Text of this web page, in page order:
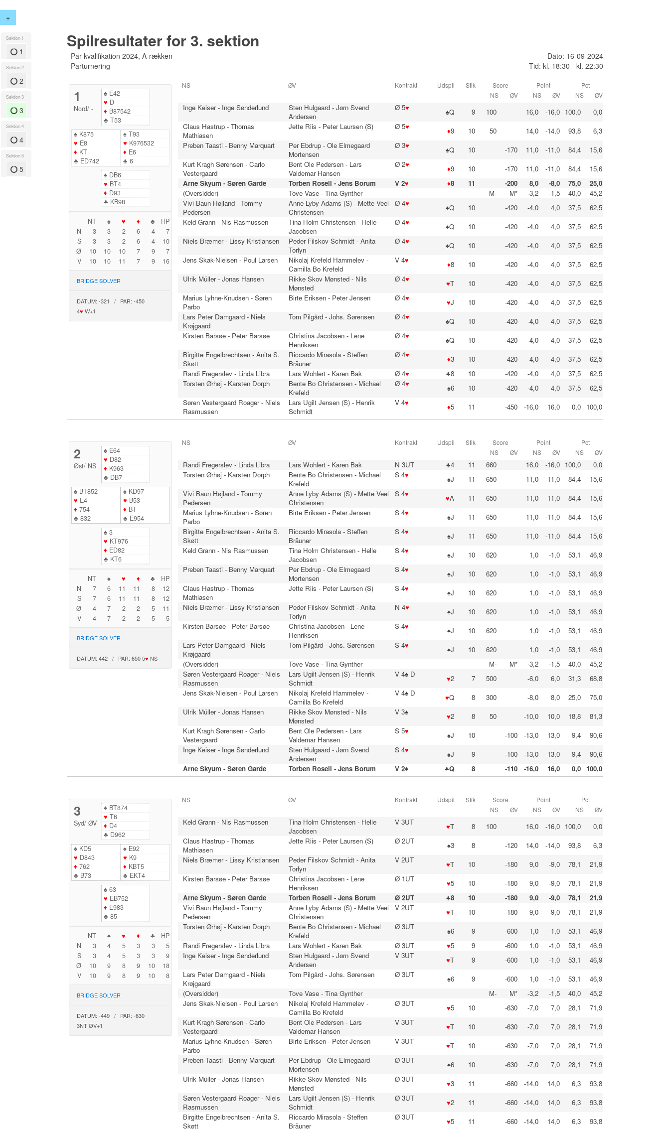
+
Sektion 1
1
Sektion 2
2
Sektion 3
3
Sektion 4
4
Sektion 5
5
Spilresultater for 3. sektion
Par kvalifikation 2024, A-rækken
Parturnering
Dato: 16-09-2024
Tid: kl. 18:30 - kl. 22:30
1
Nord/-
♠E42
♥ D
♦ B87542
♣ T53
♠ K875
♥ E8
♦ KT
♣ ED742
♠T93
♥ K976532
♦ E6
♣ 6
♠DB6
♥ BT4
♦ D93
♣ KB98
NT ♠ ♥ ♦ ♣
HP
N
3 3 2 6 4
7
S
3 3 2 6 4
10
Ø
10 10 10 7 9
7
V
10 10 11 7 9 16
BRIDGE SOLVER
DATUM: -321 / PAR: -450
4♥ W+1
NS ØV Kontrakt Udspil Stik
Score
NS
ØV
Point
NS
ØV
Pct
NS
ØV
Inge Keiser - Inge Sønderlund
Sten Hulgaard - Jørn Svend
Andersen
Ø 5♥ ♠Q 9 100 16,0 -16,0 100,0
0,0
Claus Hastrup - Thomas
Mathiasen
Jette Riis - Peter Laursen (S) Ø 5♥ ♦9 10 50 14,0 -14,0 93,8
6,3
Preben Taasti - Benny Marquart
Per Ebdrup - Ole Elmegaard
Mortensen
Ø 3♥ ♠Q 10 -170 11,0 -11,0 84,4
15,6
Kurt Kragh Sørensen - Carlo
Vestergaard
Bent Ole Pedersen - Lars
Valdemar Hansen
Ø 2♥ ♦9 10 -170 11,0 -11,0 84,4
15,6
Arne Skyum - Søren Garde
Torben Rosell - Jens Borum V 2♥ ♦8 11 -200 8,0 -8,0 75,0
25,0
(Oversidder)
Tove Vase - Tina Gynther M- M* -3,2 -1,5 40,0
45,2
Vivi Baun Højland - Tommy
Pedersen
Anne Lyby Adams (S) - Mette Veel
Christensen
Ø 4♥ ♠Q 10 -420 -4,0 4,0 37,5
62,5
Keld Grann - Nis Rasmussen
Tina Holm Christensen - Helle
Jacobsen
Ø 4♥ ♠Q 10 -420 -4,0 4,0 37,5
62,5
Niels Bræmer - Lissy Kristiansen
Peder Filskov Schmidt - Anita
Torlyn
Ø 4♥ ♠Q 10 -420 -4,0 4,0 37,5
62,5
Jens Skak-Nielsen - Poul Larsen
Nikolaj Krefeld Hammelev -
Camilla Bo Krefeld
V 4♥ ♦8 10 -420 -4,0 4,0 37,5
62,5
Ulrik Müller - Jonas Hansen
Rikke Skov Mønsted - Nils
Mønsted
Ø 4♥ ♥T 10 -420 -4,0 4,0 37,5
62,5
Marius Lyhne-Knudsen - Søren
Parbo
Birte Eriksen - Peter Jensen Ø 4♥ ♥J 10 -420 -4,0 4,0 37,5
62,5
Lars Peter Damgaard - Niels
Krøjgaard
Tom Pilgård - Johs. Sørensen Ø 4♥ ♠Q 10 -420 -4,0 4,0 37,5
62,5
Kirsten Barsøe - Peter Barsøe
Christina Jacobsen - Lene
Henriksen
Ø 4♥ ♠Q 10 -420 -4,0 4,0 37,5
62,5
Birgitte Engelbrechtsen - Anita S.
Skøtt
Riccardo Mirasola - Steffen
Bräuner
Ø 4♥ ♦3 10 -420 -4,0 4,0 37,5
62,5
Randi Fregerslev - Linda Libra
Lars Wohlert - Karen Bak Ø 4♥ ♣8 10 -420 -4,0 4,0 37,5
62,5
Torsten Ørhøj - Karsten Dorph
Bente Bo Christensen - Michael
Krefeld
Ø 4♥ ♠6 10 -420 -4,0 4,0 37,5
62,5
Søren Vestergaard Roager - Niels
Rasmussen
Lars Ugilt Jensen (S) - Henrik
Schmidt
V 4♥ ♦5 11 -450 -16,0 16,0 0,0 100,0
2
Øst/ NS
♠E64
♥ D82
♦ K963
♣ DB7
♠ BT852
♥ E4
♦ 754
♣ 832
♠KD97
♥ B53
♦ BT
♣ E954
♠3
♥ KT976
♦ ED82
♣ KT6
NT ♠ ♥ ♦ ♣
HP
N
7 6 11 11 8
12
S
7 6 11 11 8
12
Ø
4 7 2 2 5
11
V
4 7 2 2 5 5
BRIDGE SOLVER
DATUM: 442 / PAR: 650 5♥ NS
NS ØV Kontrakt Udspil Stik
Score
NS
ØV
Point
NS
ØV
Pct
NS
ØV
Randi Fregerslev - Linda Libra Lars Wohlert - Karen Bak N 3UT ♣4 11 660 16,0 -16,0 100,0
0,0
Torsten Ørhøj - Karsten Dorph
Bente Bo Christensen - Michael
Krefeld
S 4♥ ♠J 11 650 11,0 -11,0 84,4
15,6
Vivi Baun Højland - Tommy
Pedersen
Anne Lyby Adams (S) - Mette Veel
Christensen
S 4♥ ♥A 11 650 11,0 -11,0 84,4
15,6
Marius Lyhne-Knudsen - Søren
Parbo
Birte Eriksen - Peter Jensen S 4♥ ♠J 11 650 11,0 -11,0 84,4
15,6
Birgitte Engelbrechtsen - Anita S.
Skøtt
Riccardo Mirasola - Steffen
Bräuner
S 4♥ ♠J 11 650 11,0 -11,0 84,4
15,6
Keld Grann - Nis Rasmussen
Tina Holm Christensen - Helle
Jacobsen
S 4♥ ♠J 10 620 1,0 -1,0 53,1
46,9
Preben Taasti - Benny Marquart
Per Ebdrup - Ole Elmegaard
Mortensen
S 4♥ ♠J 10 620 1,0 -1,0 53,1
46,9
Claus Hastrup - Thomas
Mathiasen
Jette Riis - Peter Laursen (S) S 4♥ ♠J 10 620 1,0 -1,0 53,1
46,9
Niels Bræmer - Lissy Kristiansen
Peder Filskov Schmidt - Anita
Torlyn
N 4♥ ♠J 10 620 1,0 -1,0 53,1
46,9
Kirsten Barsøe - Peter Barsøe
Christina Jacobsen - Lene
Henriksen
S 4♥ ♠J 10 620 1,0 -1,0 53,1
46,9
Lars Peter Damgaard - Niels
Krøjgaard
Tom Pilgård - Johs. Sørensen S 4♥ ♠J 10 620 1,0 -1,0 53,1
46,9
(Oversidder)
Tove Vase - Tina Gynther M- M* -3,2 -1,5 40,0
45,2
Søren Vestergaard Roager - Niels
Rasmussen
Lars Ugilt Jensen (S) - Henrik
Schmidt
V 4♠ D ♥2 7 500 -6,0 6,0 31,3
68,8
Jens Skak-Nielsen - Poul Larsen
Nikolaj Krefeld Hammelev -
Camilla Bo Krefeld
V 4♠ D ♥Q 8 300 -8,0 8,0 25,0
75,0
Ulrik Müller - Jonas Hansen
Rikke Skov Mønsted - Nils
Mønsted
V 3♠ ♥2 8 50 -10,0 10,0 18,8
81,3
Kurt Kragh Sørensen - Carlo
Vestergaard
Bent Ole Pedersen - Lars
Valdemar Hansen
S 5♥ ♠J 10 -100 -13,0 13,0 9,4
90,6
Inge Keiser - Inge Sønderlund
Sten Hulgaard - Jørn Svend
Andersen
S 4♥ ♠J 9 -100 -13,0 13,0 9,4
90,6
Arne Skyum - Søren Garde
Torben Rosell - Jens Borum V 2♠ ♣Q 8 -110 -16,0 16,0 0,0 100,0
3
Syd/ØV
♠BT874
♥ T6
♦ D4
♣ D962
♠ KD5
♥ D843
♦ 762
♣ B73
♠E92
♥ K9
♦ KBT5
♣ EKT4
♠63
♥ EB752
♦ E983
♣ 85
NT ♠ ♥ ♦ ♣
HP
N
3 4 5 3 3
5
S
3 4 5 3 3
9
Ø
10 9 8 9 10
18
V
10 9 8 9 10 8
BRIDGE SOLVER
DATUM: -449 / PAR: -630
3NT ØV+1
NS ØV Kontrakt Udspil Stik
Score
NS
ØV
Point
NS
ØV
Pct
NS
ØV
Keld Grann - Nis Rasmussen
Tina Holm Christensen - Helle
Jacobsen
V 3UT ♥T 8 100 16,0 -16,0 100,0
0,0
Claus Hastrup - Thomas
Mathiasen
Jette Riis - Peter Laursen (S) Ø 2UT ♠3 8 -120 14,0 -14,0 93,8
6,3
Niels Bræmer - Lissy Kristiansen
Peder Filskov Schmidt - Anita
Torlyn
V 2UT ♥T 10 -180 9,0 -9,0 78,1
21,9
Kirsten Barsøe - Peter Barsøe
Christina Jacobsen - Lene
Henriksen
Ø 1UT ♥5 10 -180 9,0 -9,0 78,1
21,9
Arne Skyum - Søren Garde
Torben Rosell - Jens Borum Ø 2UT ♣8 10 -180 9,0 -9,0 78,1
21,9
Vivi Baun Højland - Tommy
Pedersen
Anne Lyby Adams (S) - Mette Veel
Christensen
V 2UT ♥T 10 -180 9,0 -9,0 78,1
21,9
Torsten Ørhøj - Karsten Dorph
Bente Bo Christensen - Michael
Krefeld
Ø 3UT ♠6 9 -600 1,0 -1,0 53,1
46,9
Randi Fregerslev - Linda Libra
Lars Wohlert - Karen Bak Ø 3UT ♥5 9 -600 1,0 -1,0 53,1
46,9
Inge Keiser - Inge Sønderlund
Sten Hulgaard - Jørn Svend
Andersen
V 3UT ♥T 9 -600 1,0 -1,0 53,1
46,9
Lars Peter Damgaard - Niels
Krøjgaard
Tom Pilgård - Johs. Sørensen Ø 3UT ♠6 9 -600 1,0 -1,0 53,1
46,9
(Oversidder)
Tove Vase - Tina Gynther M- M* -3,2 -1,5 40,0
45,2
Jens Skak-Nielsen - Poul Larsen
Nikolaj Krefeld Hammelev -
Camilla Bo Krefeld
Ø 3UT ♥5 10 -630 -7,0 7,0 28,1
71,9
Kurt Kragh Sørensen - Carlo
Vestergaard
Bent Ole Pedersen - Lars
Valdemar Hansen
V 3UT ♥T 10 -630 -7,0 7,0 28,1
71,9
Marius Lyhne-Knudsen - Søren
Parbo
Birte Eriksen - Peter Jensen V 3UT ♥T 10 -630 -7,0 7,0 28,1
71,9
Preben Taasti - Benny Marquart
Per Ebdrup - Ole Elmegaard
Mortensen
Ø 3UT ♠6 10 -630 -7,0 7,0 28,1
71,9
Ulrik Müller - Jonas Hansen
Rikke Skov Mønsted - Nils
Mønsted
Ø 3UT ♥3 11 -660 -14,0 14,0 6,3
93,8
Søren Vestergaard Roager - Niels
Rasmussen
Lars Ugilt Jensen (S) - Henrik
Schmidt
Ø 3UT ♥2 11 -660 -14,0 14,0 6,3
93,8
Birgitte Engelbrechtsen - Anita S.
Skøtt
Riccardo Mirasola - Steffen
Bräuner
Ø 3UT ♥5 11 -660 -14,0 14,0 6,3 93,8